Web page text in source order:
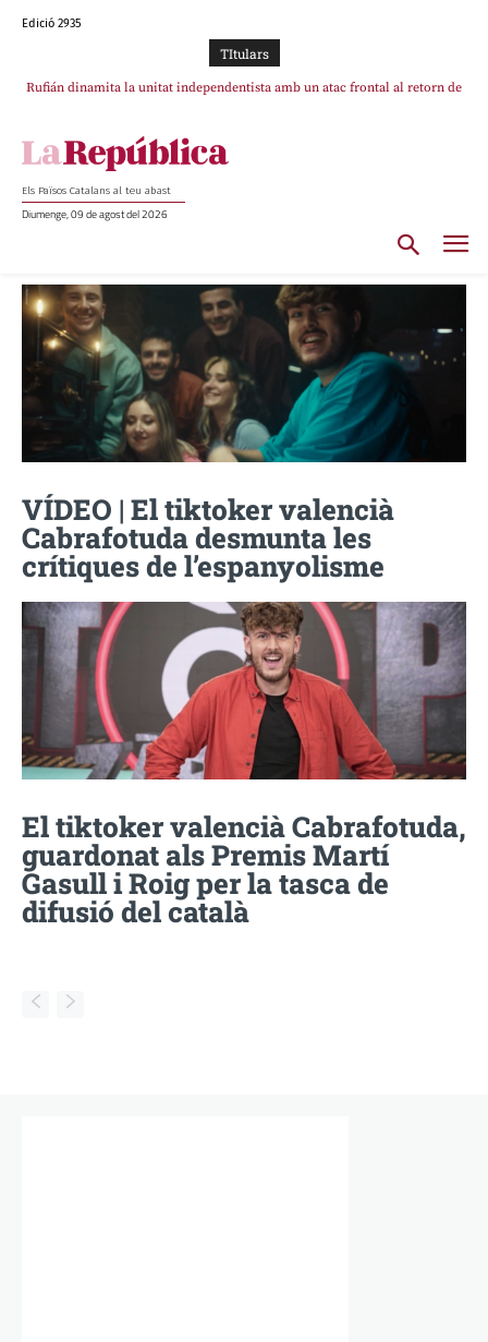
Edició 2935
TItulars
Rufián dinamita la unitat independentista amb un atac frontal al retorn de
Els Països Catalans al teu abast
Diumenge, 09 de agost del 2026
VÍDEO | El tiktoker valencià
Cabrafotuda desmunta les
crítiques de l’espanyolisme
El tiktoker valencià Cabrafotuda,
guardonat als Premis Martí
Gasull i Roig per la tasca de
difusió del català